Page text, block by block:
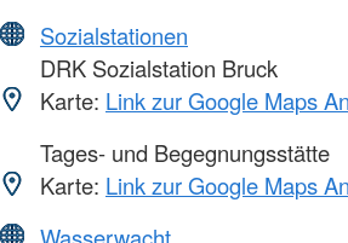
Sozialstationen
DRK Sozialstation Bruck
Karte: Link zur Google Maps
Tages- und Begegnungsstätte
Karte: Link zur Google Maps